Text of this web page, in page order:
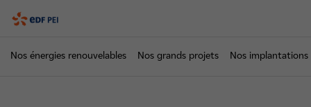
Nos énergies renouvelables Nos grands projets Nos implantations